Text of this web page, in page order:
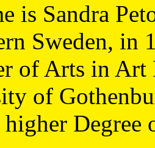
is Sandra
Sweden, in
of Arts in Art
of
Degree